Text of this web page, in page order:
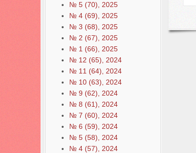
№ 5 (70), 2025
№ 4 (69), 2025
№ 3 (68), 2025
№ 2 (67), 2025
№ 1 (66), 2025
№ 12 (65), 2024
№ 11 (64), 2024
№ 10 (63), 2024
№ 9 (62), 2024
№ 8 (61), 2024
№ 7 (60), 2024
№ 6 (59), 2024
№ 5 (58), 2024
№ 4 (57), 2024